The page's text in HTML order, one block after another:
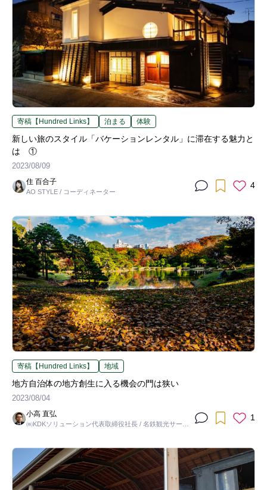
寄稿【Hundred Links】 泊まる 体験
新しい旅のスタイル「バケーションレンタル」に滞在する魅力と
は ①
2023/08/09
住 百合子
AO STYLE / コーディネーター
4
寄稿【Hundred Links】 地域
地方自治体の地方創生に入る機会の門は狭い
2023/08/04
小高 直弘
㈱KDKソリューション代表取締役社長 / 名鉄観光サービ
1